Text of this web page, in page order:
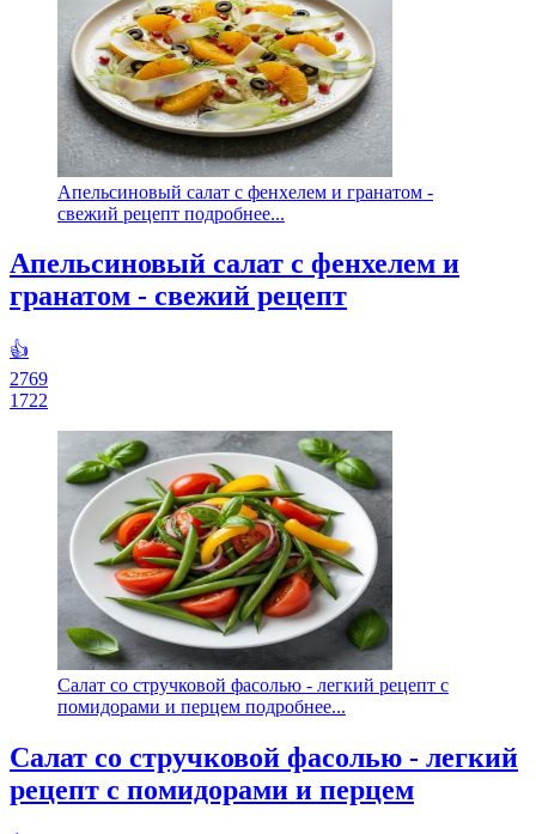
Апельсиновый салат с фенхелем и гранатом -
свежий рецепт подробнее...
Апельсиновый салат с фенхелем и
гранатом - свежий рецепт
👍
2769
1722
Салат со стручковой фасолью - легкий рецепт с
помидорами и перцем подробнее...
Салат со стручковой фасолью - легкий
рецепт с помидорами и перцем